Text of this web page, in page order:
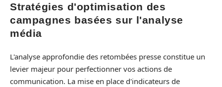
Stratégies d'optimisation des
campagnes basées sur l'analyse
média
L'analyse approfondie des retombées presse constitue un
levier majeur pour perfectionner vos actions de
communication. La mise en place d'indicateurs de